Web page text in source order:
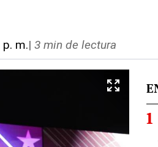
m.| 3 min de lectura